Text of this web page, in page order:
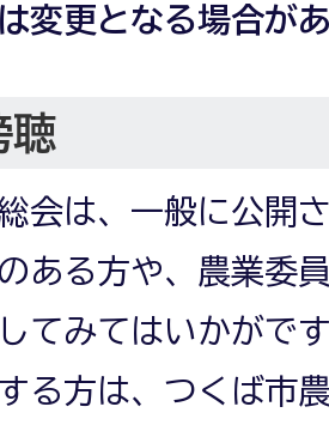
変更となる場合が
聴
会は、一般に公開
ある方や、農業委
てみてはいかがで
る方は、つくば市